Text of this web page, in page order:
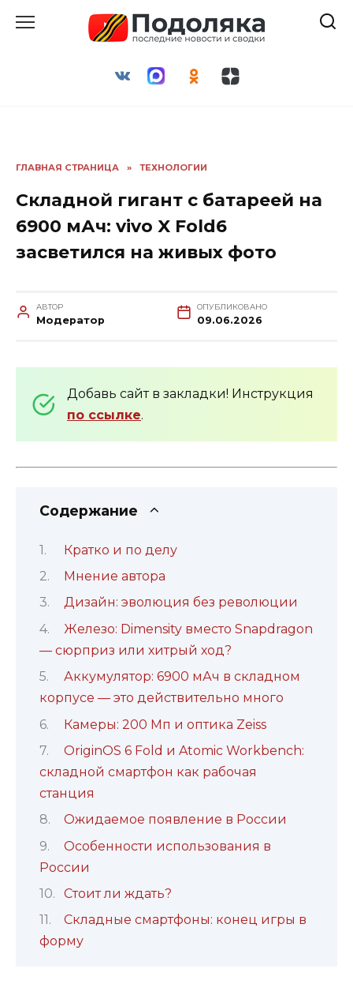
ГЛАВНАЯ СТРАНИЦА » ТЕХНОЛОГИИ
Складной гигант с батареей на
6900 мАч: vivo X Fold6
засветился на живых фото
АВТОР
Модератор
ОПУБЛИКОВАНО
09.06.2026
Добавь сайт в закладки! Инструкция
по ссылке.
Содержание
Кратко и по делу
Мнение автора
Дизайн: эволюция без революции
Железо: Dimensity вместо Snapdragon
— сюрприз или хитрый ход?
Аккумулятор: 6900 мАч в складном
корпусе — это действительно много
Камеры: 200 Мп и оптика Zeiss
OriginOS 6 Fold и Atomic Workbench:
складной смартфон как рабочая
станция
Ожидаемое появление в России
Особенности использования в
России
Стоит ли ждать?
Складные смартфоны: конец игры в
форму